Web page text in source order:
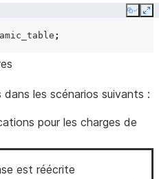
Copy
;
les scénarios suivants :
pour les charges de
est réécrite